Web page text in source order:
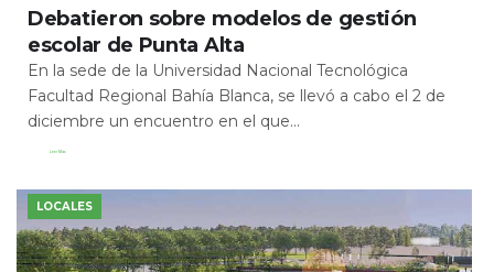
Debatieron sobre modelos de gestión
escolar de Punta Alta
En la sede de la Universidad Nacional Tecnológica
Facultad Regional Bahía Blanca, se llevó a cabo el 2 de
diciembre un encuentro en el que...
Leer Más
LOCALES